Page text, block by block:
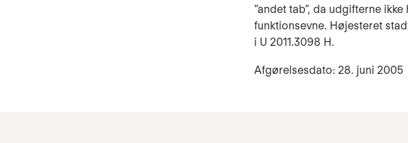
”andet tab”, da udgifterne
funktionsevne. Højesteret
i U 2011.3098 H.
Afgørelsesdato: 28. juni 2005